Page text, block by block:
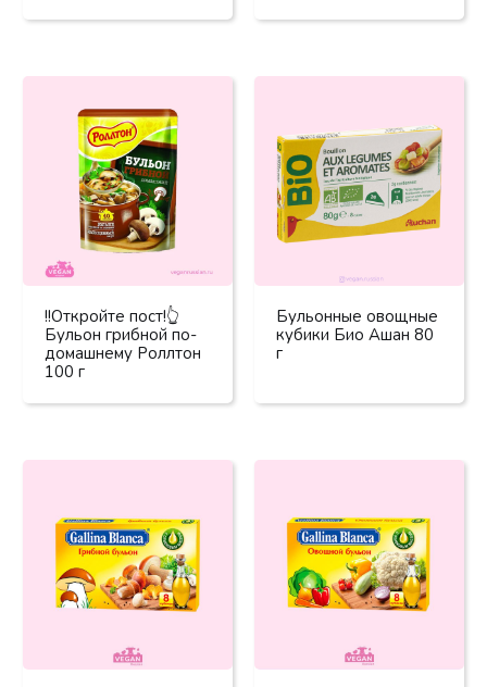
!!Откройте пост!👆
Бульон грибной по-
домашнему Роллтон
100 г
Бульонные овощные
кубики Био Ашан 80
г